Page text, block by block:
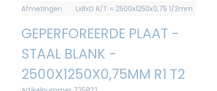
Afmetingen
LxBxD R/T = 2500x1250x0,75 1/2mm
GEPERFOREERDE PLAAT -
STAAL BLANK -
2500X1250X0,75MM R1 T2